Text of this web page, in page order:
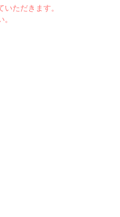
ただきます。